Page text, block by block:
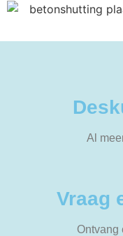
Al
Vraag
Ontvang